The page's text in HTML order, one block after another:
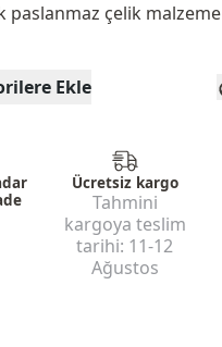
paslanmaz çelik malzeme
Ekle
Ücretsiz kargo
Tahmini
kargoya teslim
tarihi: 11-12
Ağustos